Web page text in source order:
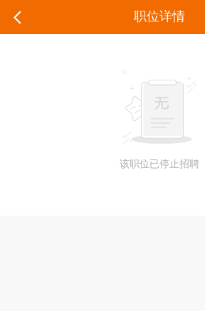
职位详情
该职位已停止招聘